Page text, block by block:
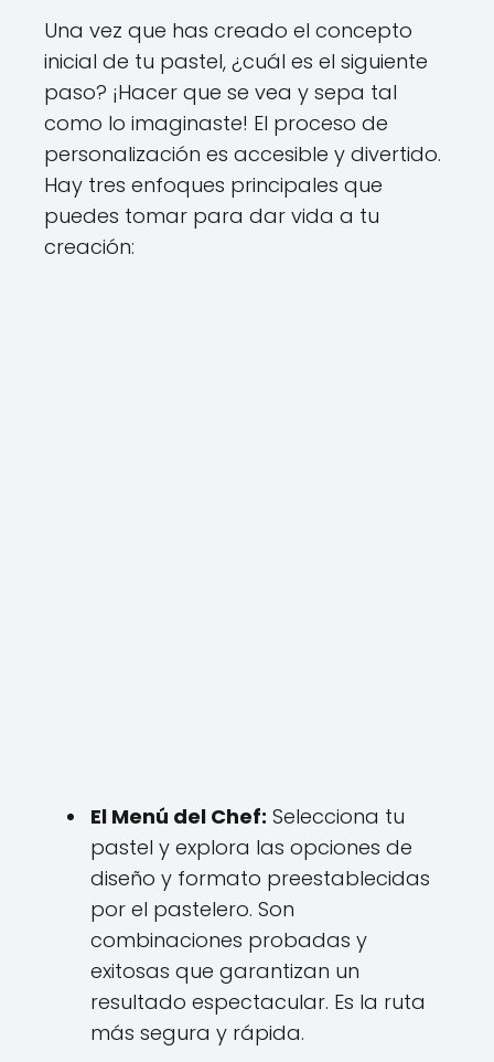
Una vez que has creado el concepto
inicial de tu pastel, ¿cuál es el siguiente
paso? ¡Hacer que se vea y sepa tal
como lo imaginaste! El proceso de
personalización es accesible y divertido.
Hay tres enfoques principales que
puedes tomar para dar vida a tu
creación:
El Menú del Chef: Selecciona tu
pastel y explora las opciones de
diseño y formato preestablecidas
por el pastelero. Son
combinaciones probadas y
exitosas que garantizan un
resultado espectacular. Es la ruta
más segura y rápida.